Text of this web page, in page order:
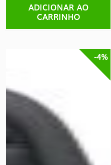
ADICIONAR AO
CARRINHO
-4%